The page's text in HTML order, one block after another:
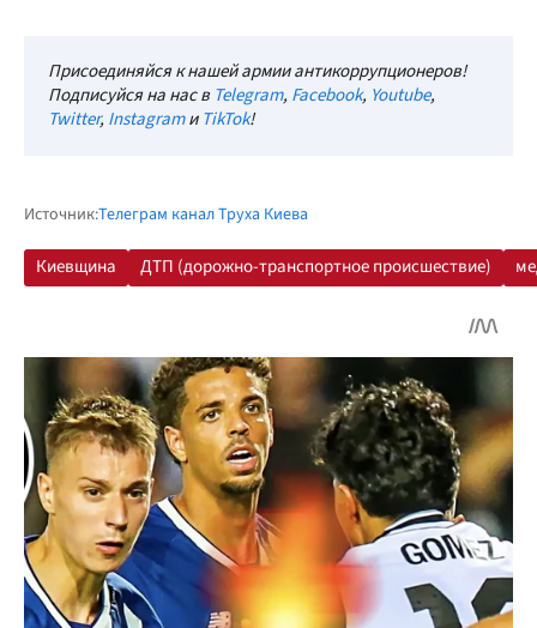
Присоединяйся к нашей армии антикоррупционеров!
Подписуйся на нас в Telegram, Facebook, Youtube,
Twitter, InstagramиTikTok!
Источник:Телеграм канал Труха Киева
Киевщина ДТП (дорожно-транспортное происшествие)